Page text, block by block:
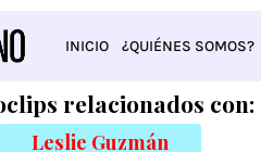
INICIO ¿QUIÉNES SOMOS?
relacionados con:
Leslie Guzmán